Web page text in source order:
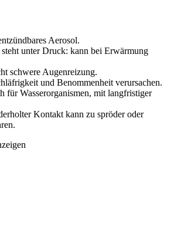
Aerosol.
unter Druck: kann bei Erwärmung
schwere Augenreizung.
und Benommenheit verursachen.
für Wasserorganismen, mit langfristiger
Kontakt kann zu spröder oder